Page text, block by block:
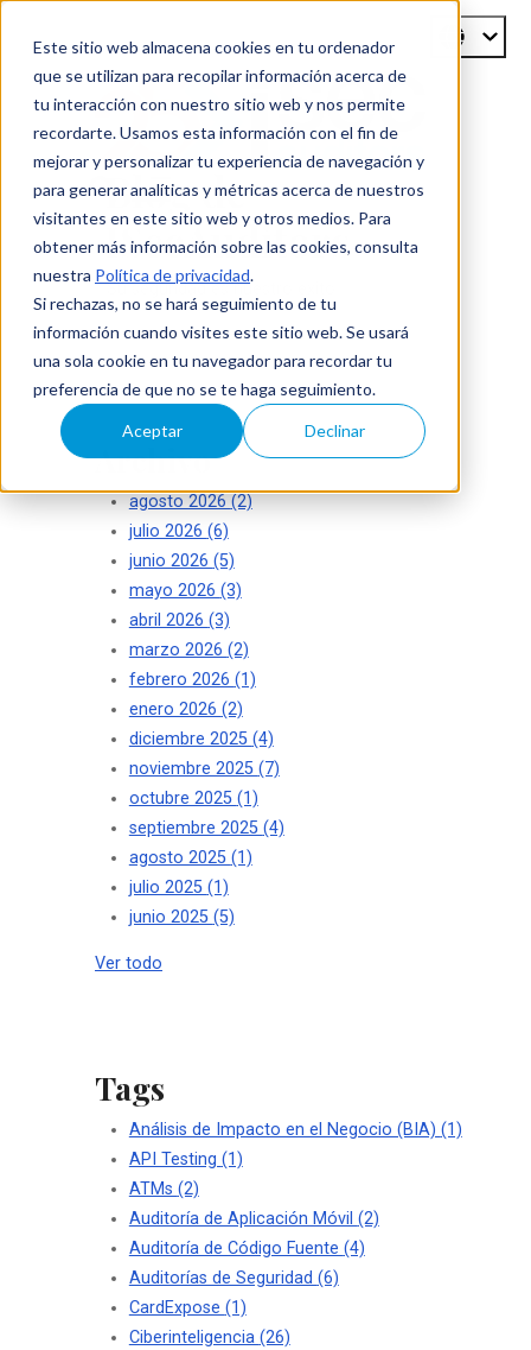
Este sitio web almacena cookies en tu ordenador
que se utilizan para recopilar información acerca de
tu interacción con nuestro sitio web y nos permite
recordarte. Usamos esta información con el fin de
mejorar y personalizar tu experiencia de navegación y
para generar analíticas y métricas acerca de nuestros
visitantes en este sitio web y otros medios. Para
obtener más información sobre las cookies, consulta
nuestra Política de privacidad.
Si rechazas, no se hará seguimiento de tu
información cuando visites este sitio web. Se usará
una sola cookie en tu navegador para recordar tu
preferencia de que no se te haga seguimiento.
Aceptar Declinar
Blog de
ISecAuditors
Su seguridad es nuestro éxito
Archivo
agosto 2026 (2)
julio 2026 (6)
junio 2026 (5)
mayo 2026 (3)
abril 2026 (3)
marzo 2026 (2)
febrero 2026 (1)
enero 2026 (2)
diciembre 2025 (4)
noviembre 2025 (7)
octubre 2025 (1)
septiembre 2025 (4)
agosto 2025 (1)
julio 2025 (1)
junio 2025 (5)
Ver todo
Tags
Análisis de Impacto en el Negocio (BIA) (1)
API Testing (1)
ATMs (2)
Auditoría de Aplicación Móvil (2)
Auditoría de Código Fuente (4)
Auditorías de Seguridad (6)
CardExpose (1)
Ciberinteligencia (26)